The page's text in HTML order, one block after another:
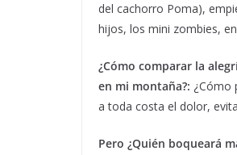
del cachorro Poma),
hijos, los mini zombies,
¿Cómo comparar la
en mi montaña?: ¿Cómo
a toda costa el dolor,
Pero ¿Quién boqueará